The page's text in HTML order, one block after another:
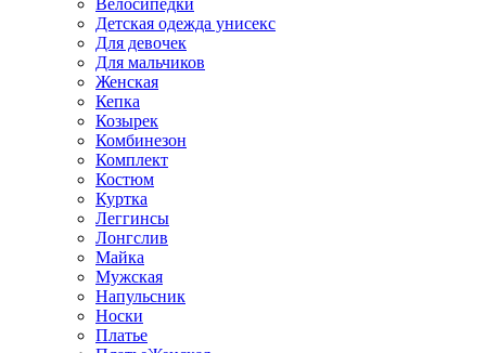
Велосипедки
Детская одежда унисекс
Для девочек
Для мальчиков
Женская
Кепка
Козырек
Комбинезон
Комплект
Костюм
Куртка
Леггинсы
Лонгслив
Майка
Мужская
Напульсник
Носки
Платье